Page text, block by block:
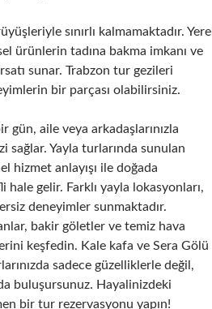
sınırlı kalmamaktadır. Yerel
ürünlerin tadına bakma imkanı ve
sunar. Trabzon tur gezileri
bir parçası olabilirsiniz.
gün, aile veya arkadaşlarınızla
sağlar. Yayla turlarında sunulan
hizmet anlayışı ile doğada
gelir. Farklı yayla lokasyonları,
deneyimler sunmaktadır.
bakir göletler ve temiz hava
keşfedin. Kale kafa ve Sera Gölü
sadece güzelliklerle değil,
buluşursunuz. Hayalinizdeki
bir tur rezervasyonu yapın!